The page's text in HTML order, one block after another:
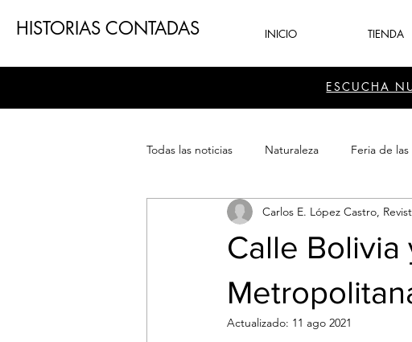
HISTORIAS CONTADAS INICIO TIENDA
ESCUCHA
Todas las noticias Naturaleza Feria de las
Patrimonio Sector Cultura
Calle Bolivia
Carlos E. López Castro,
Actualizado: 11 ago 2021